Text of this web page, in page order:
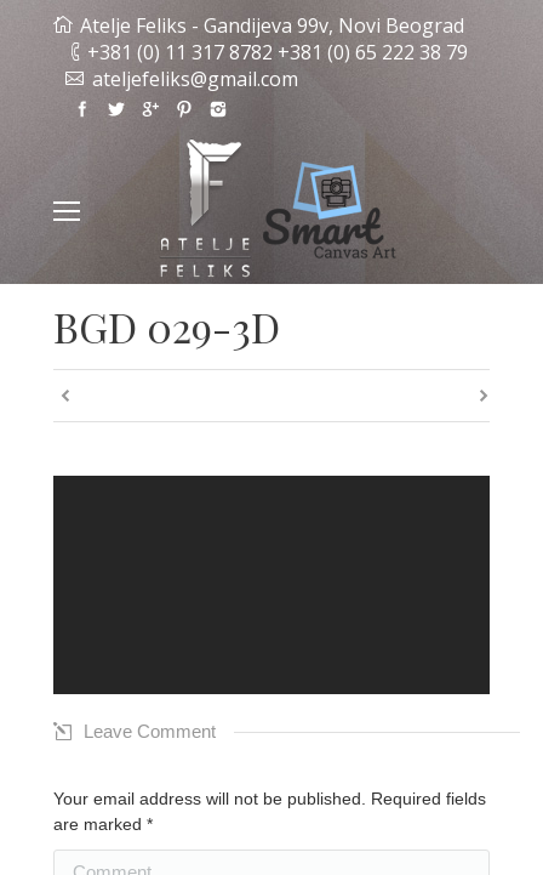
Atelje Feliks - Gandijeva 99v, Novi Beograd
+381 (0) 11 317 8782 +381 (0) 65 222 38 79
ateljefeliks@gmail.com
BGD 029-3D
Leave Comment
Your email address will not be published. Required fields
are marked *
Comment